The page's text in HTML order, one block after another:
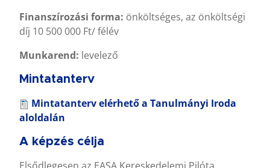
Finanszírozási forma: önköltséges, az önköltségi
díj 10 500 000 Ft/ félév
Munkarend: levelező
Mintatanterv
Mintatantervelérhető a Tanulmányi Iroda
aloldalán
A képzés célja